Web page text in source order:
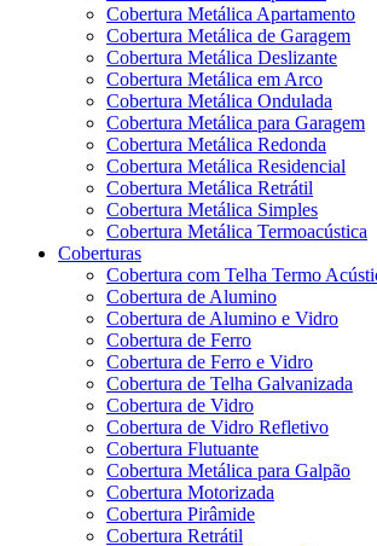
Cobertura Metálica Apartamento
Cobertura Metálica de Garagem
Cobertura Metálica Deslizante
Cobertura Metálica em Arco
Cobertura Metálica Ondulada
Cobertura Metálica para Garagem
Cobertura Metálica Redonda
Cobertura Metálica Residencial
Cobertura Metálica Retrátil
Cobertura Metálica Simples
Cobertura Metálica Termoacústica
Coberturas
Cobertura com Telha Termo
Cobertura de Alumino
Cobertura de Alumino e Vidro
Cobertura de Ferro
Cobertura de Ferro e Vidro
Cobertura de Telha Galvanizada
Cobertura de Vidro
Cobertura de Vidro Refletivo
Cobertura Flutuante
Cobertura Metálica para Galpão
Cobertura Motorizada
Cobertura Pirâmide
Cobertura Retrátil